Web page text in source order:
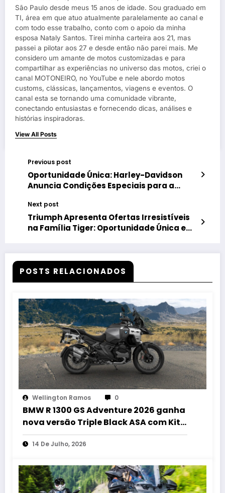
São Paulo desde meus 15 anos de idade. Sou graduado em
TI, área em que atuo atualmente paralelamente ao canal e
com todo esse trabalho, conto com o apoio da minha
esposa Nataly Santos. Tirei minha carteira aos 21, mas
passei a pilotar aos 27 e desde então não parei mais. Me
considero um amante de motos customizadas e para
compartilhar as experiências no universo das motos, criei o
canal MOTONEIRO, no YouTube e nele abordo motos
customs, clássicas, lançamentos, viagens e eventos. O
canal esta se tornando uma comunidade vibrante,
conectando entusiastas e fornecendo dicas, análises e
histórias inspiradoras.
View All Posts
Previous post
Oportunidade Única: Harley-Davidson
Anuncia Condições Especiais para a
Next post
Triumph Apresenta Ofertas Irresistíveis
na Família Tiger: Oportunidade Única em
POSTS RELACIONADOS
Wellington Ramos 0
BMW R 1300 GS Adventure 2026 ganha
nova versão Triple Black ASA com Kit
Baixo no Brasil
14 De Julho, 2026